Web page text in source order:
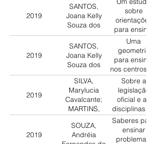
aritméticos na
proposta de
Otelo de
Souza Reis em
1919
2019
SANTOS,
Joana Kelly
Souza dos
sobre
orientações
para ensinar
geometria no
curso primário
em revistas
pedagógicas
de Alagoas
(1930, 1931)
2019
SANTOS,
Joana Kelly
Souza dos
Uma
geometria
para ensinar
nos centros de
interesse
2019
SILVA,
Marylucia
Cavalcante;
MARTINS,
Maria de
Fátima Duarte
Sobre a
legislação
oficial e as
disciplinas no
Programa
para o Ensino
Primário,
2019
SOUZA,
Andréia
Saberes para
ensinar
problemas: